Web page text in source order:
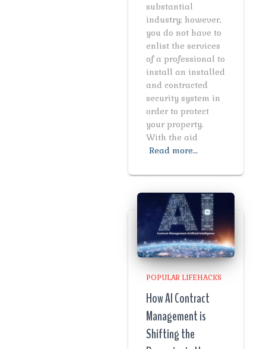
substantial
industry; however,
you do not have to
enlist the services
of a professional to
install an installed
and contracted
security system in
order to protect
your property.
With the aid
Read more…
POPULAR LIFEHACKS
How AI Contract
Management is
Shifting the